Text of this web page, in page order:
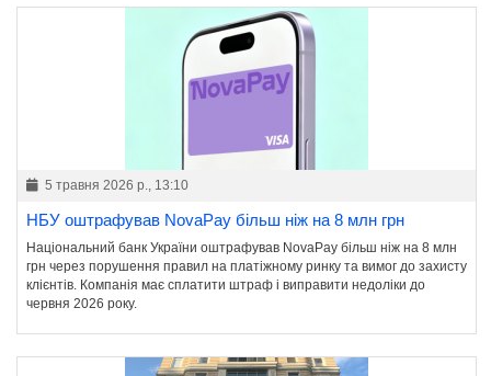
5 травня 2026 р., 13:10
НБУ оштрафував NovaPay більш ніж на 8 млн грн
Національний банк України оштрафував NovaPay більш ніж на 8 млн
грн через порушення правил на платіжному ринку та вимог до захисту
клієнтів. Компанія має сплатити штраф і виправити недоліки до
червня 2026 року.